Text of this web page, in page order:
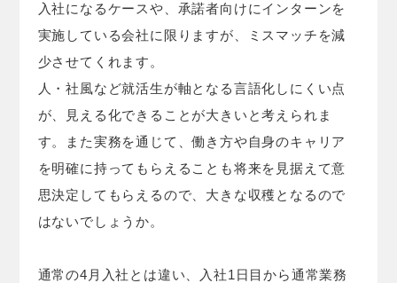
入社になるケースや、承諾者向けにインターンを
実施している会社に限りますが、ミスマッチを減
少させてくれます。
人・社風など就活生が軸となる言語化しにくい点
が、見える化できることが大きいと考えられま
す。また実務を通じて、働き方や自身のキャリア
を明確に持ってもらえることも将来を見据えて意
思決定してもらえるので、大きな収穫となるので
はないでしょうか。
通常の4月入社とは違い、入社1日目から通常業務